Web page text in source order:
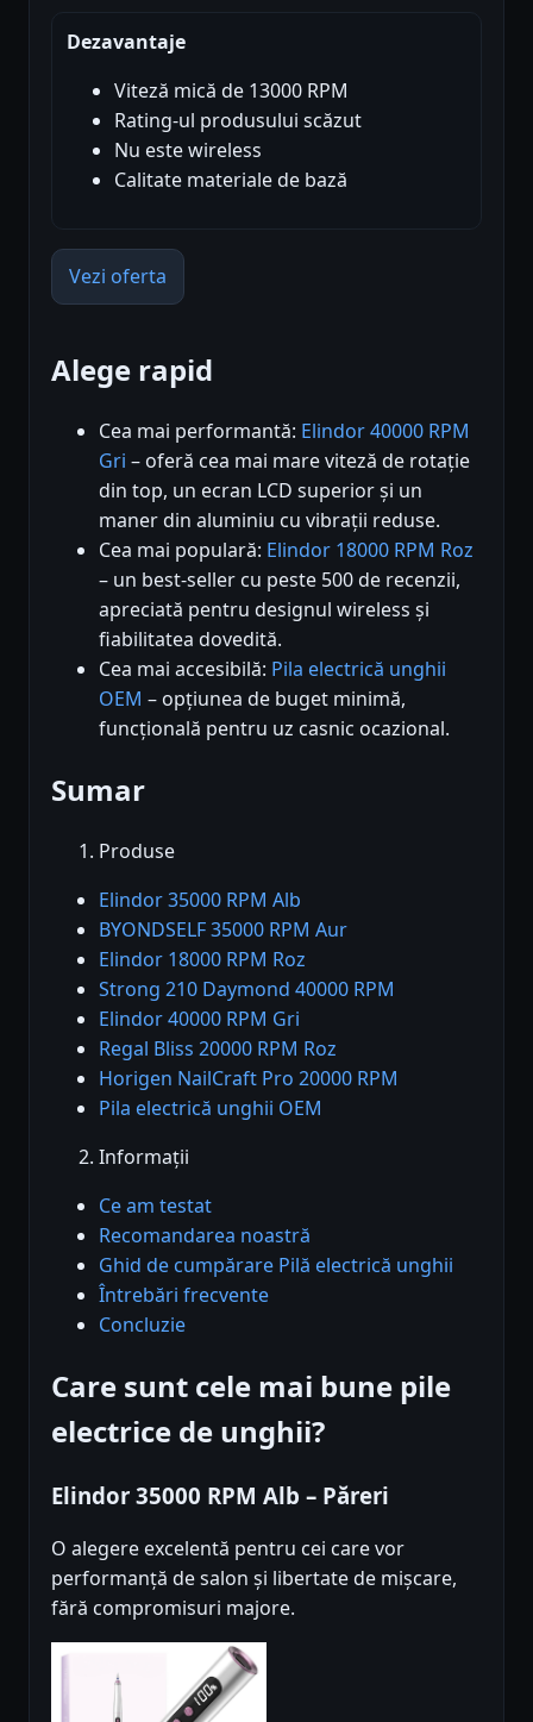
Dezavantaje
Viteză mică de 13000 RPM
Rating-ul produsului scăzut
Nu este wireless
Calitate materiale de bază
Vezi oferta
Alege rapid
Cea mai performantă: Elindor 40000 RPM
Gri – oferă cea mai mare viteză de rotație
din top, un ecran LCD superior și un
maner din aluminiu cu vibrații reduse.
Cea mai populară: Elindor 18000 RPM Roz
– un best-seller cu peste 500 de recenzii,
apreciată pentru designul wireless și
fiabilitatea dovedită.
Cea mai accesibilă: Pila electrică unghii
OEM – opțiunea de buget minimă,
funcțională pentru uz casnic ocazional.
Sumar
Produse
Elindor 35000 RPM Alb
BYONDSELF 35000 RPM Aur
Elindor 18000 RPM Roz
Strong 210 Daymond 40000 RPM
Elindor 40000 RPM Gri
Regal Bliss 20000 RPM Roz
Horigen NailCraft Pro 20000 RPM
Pila electrică unghii OEM
Informații
Ce am testat
Recomandarea noastră
Ghid de cumpărare Pilă electrică unghii
Întrebări frecvente
Concluzie
Care sunt cele mai bune pile
electrice de unghii?
Elindor 35000 RPM Alb – Păreri
O alegere excelentă pentru cei care vor
performanță de salon și libertate de mișcare,
fără compromisuri majore.